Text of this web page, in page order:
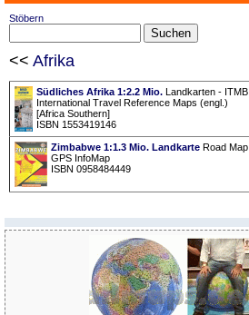
Stöbern
<< Afrika
Südliches Afrika 1:2.2 Mio. Landkarten - ITMB
International Travel Reference Maps (engl.)
[Africa Southern]
ISBN 1553419146
Zimbabwe 1:1.3 Mio. Landkarte Road Map
GPS InfoMap
ISBN 0958484449